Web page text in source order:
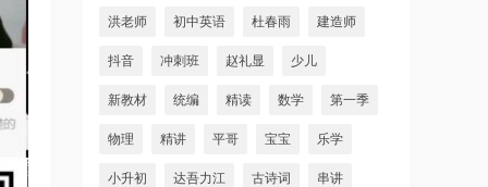
洪老师 初中英语 杜春雨 建造师
抖音 冲刺班 赵礼显 少儿
新教材 统编 精读 数学 第一季
物理 精讲 平哥 宝宝 乐学
小升初 达吾力江 古诗词 串讲